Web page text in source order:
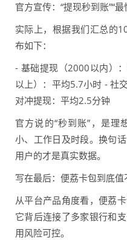
官方宣传：“提现秒到账”“最
实际上，根据我们汇总的
布如下：
- 基础提现（2000以内）
以上）：平均5.7小时 - 社
对冲提现：平均2.5分钟
官方说的“秒到账”，是
小、工作日及时段。换句
用户的才是真实数据。
写在最后：便荔卡包到底值
从平台产品角度看，便荔
它背后连接了多家银行和
用风险可控。